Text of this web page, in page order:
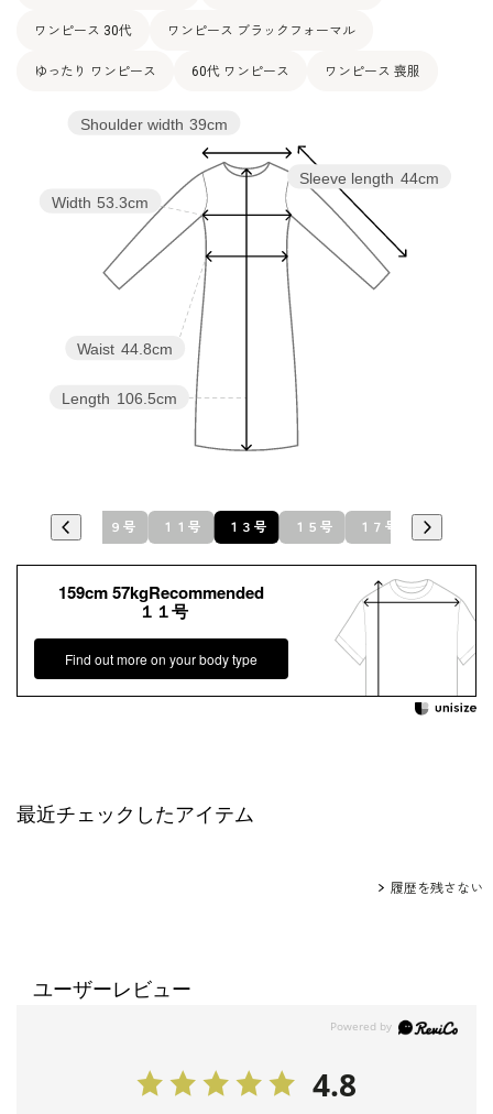
ワンピース 30代 ワンピース ブラックフォーマル
ゆったり ワンピース 60代 ワンピース ワンピース 喪服
Sleeve length 44cm
Length 106.5cm
Waist 44.8cm
Width 53.3cm
Shoulder width 39cm
７号 ９号 １１号 １３号 １５号 １７号 １９号
159cm 57kgRecommended
１１号
Find out more on your body type
最近チェックしたアイテム
履歴を残さない
ユーザーレビュー
4.8